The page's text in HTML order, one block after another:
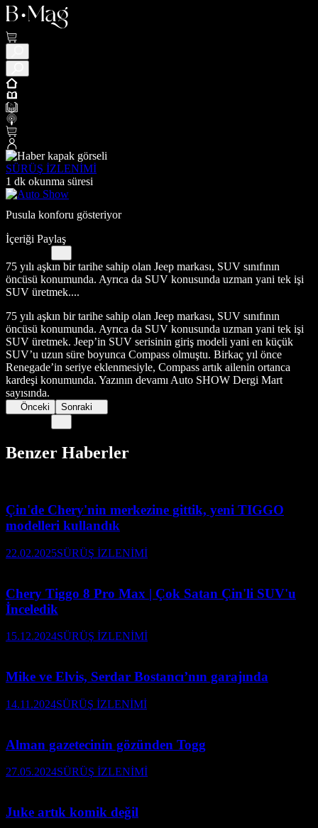
SÜRÜŞ İZLENİMİ
1 dk okunma süresi
Pusula konforu gösteriyor
İçeriği Paylaş
75 yılı aşkın bir tarihe sahip olan Jeep markası, SUV sınıfının
öncüsü konumunda. Ayrıca da SUV konusunda uzman yani tek işi
SUV üretmek....
75 yılı aşkın bir tarihe sahip olan Jeep markası, SUV sınıfının
öncüsü konumunda. Ayrıca da SUV konusunda uzman yani tek işi
SUV üretmek. Jeep’in SUV serisinin giriş modeli yani en küçük
SUV’u uzun süre boyunca Compass olmuştu. Birkaç yıl önce
Renegade’in seriye eklenmesiyle, Compass artık ailenin ortanca
kardeşi konumunda. Yazının devamı Auto SHOW Dergi Mart
sayısında.
Önceki Sonraki
Benzer Haberler
Çin'de Chery'nin merkezine gittik, yeni TIGGO
modelleri kullandık
22.02.2025SÜRÜŞ İZLENİMİ
Chery Tiggo 8 Pro Max | Çok Satan Çin'li SUV'u
İnceledik
15.12.2024SÜRÜŞ İZLENİMİ
Mike ve Elvis, Serdar Bostancı’nın garajında
14.11.2024SÜRÜŞ İZLENİMİ
Alman gazetecinin gözünden Togg
27.05.2024SÜRÜŞ İZLENİMİ
Juke artık komik değil